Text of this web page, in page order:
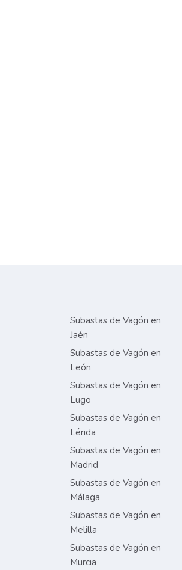
Subastas de Vagón en
Jaén
Subastas de Vagón en
León
Subastas de Vagón en
Lugo
Subastas de Vagón en
Lérida
Subastas de Vagón en
Madrid
Subastas de Vagón en
Málaga
Subastas de Vagón en
Melilla
Subastas de Vagón en
Murcia